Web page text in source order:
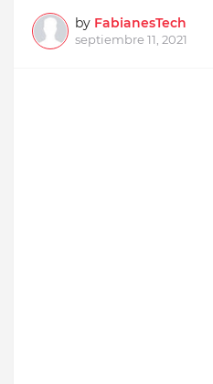
by FabianesTech
septiembre 11, 2021